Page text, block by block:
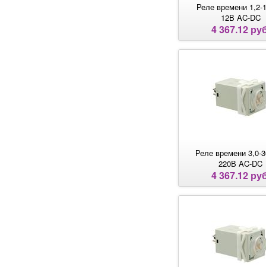
Реле времени 1,2-
12В AC-DC
4 367.12
Реле времени 3,0-
220В AC-DC
4 367.12